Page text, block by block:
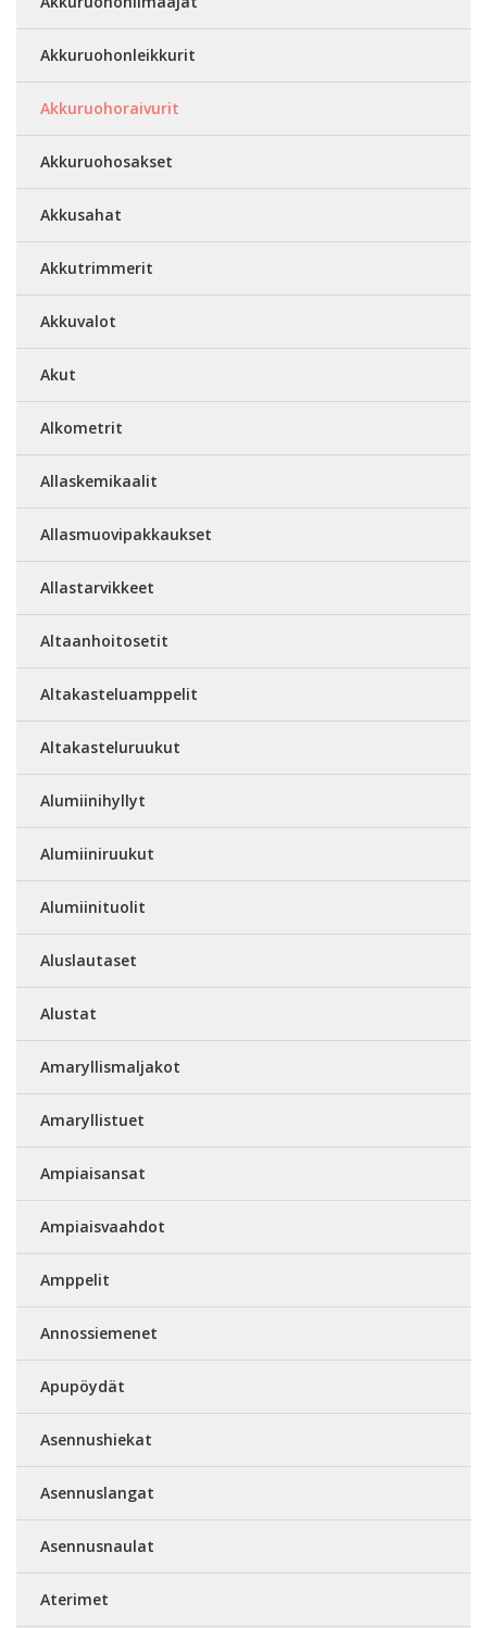
Akkuruohonleikkurit
Akkuruohoraivurit
Akkuruohosakset
Akkusahat
Akkutrimmerit
Akkuvalot
Akut
Alkometrit
Allaskemikaalit
Allasmuovipakkaukset
Allastarvikkeet
Altaanhoitosetit
Altakasteluamppelit
Altakasteluruukut
Alumiinihyllyt
Alumiiniruukut
Alumiinituolit
Aluslautaset
Alustat
Amaryllismaljakot
Amaryllistuet
Ampiaisansat
Ampiaisvaahdot
Amppelit
Annossiemenet
Apupöydät
Asennushiekat
Asennuslangat
Asennusnaulat
Aterimet